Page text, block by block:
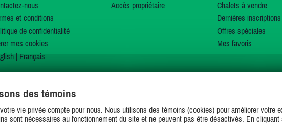
nous
et conditions
de confidentialité
mes cookies
| Français
Accès propriétaire
Chalets à vendre
Dernières inscriptions
Offres spéciales
Mes favoris
SUIVEZ-NOUS SUR
des témoins
vie privée compte pour nous. Nous utilisons des témoins (cookies) pour améliorer votre
sont nécessaires au fonctionnement du site et ne peuvent pas être désactivés. En